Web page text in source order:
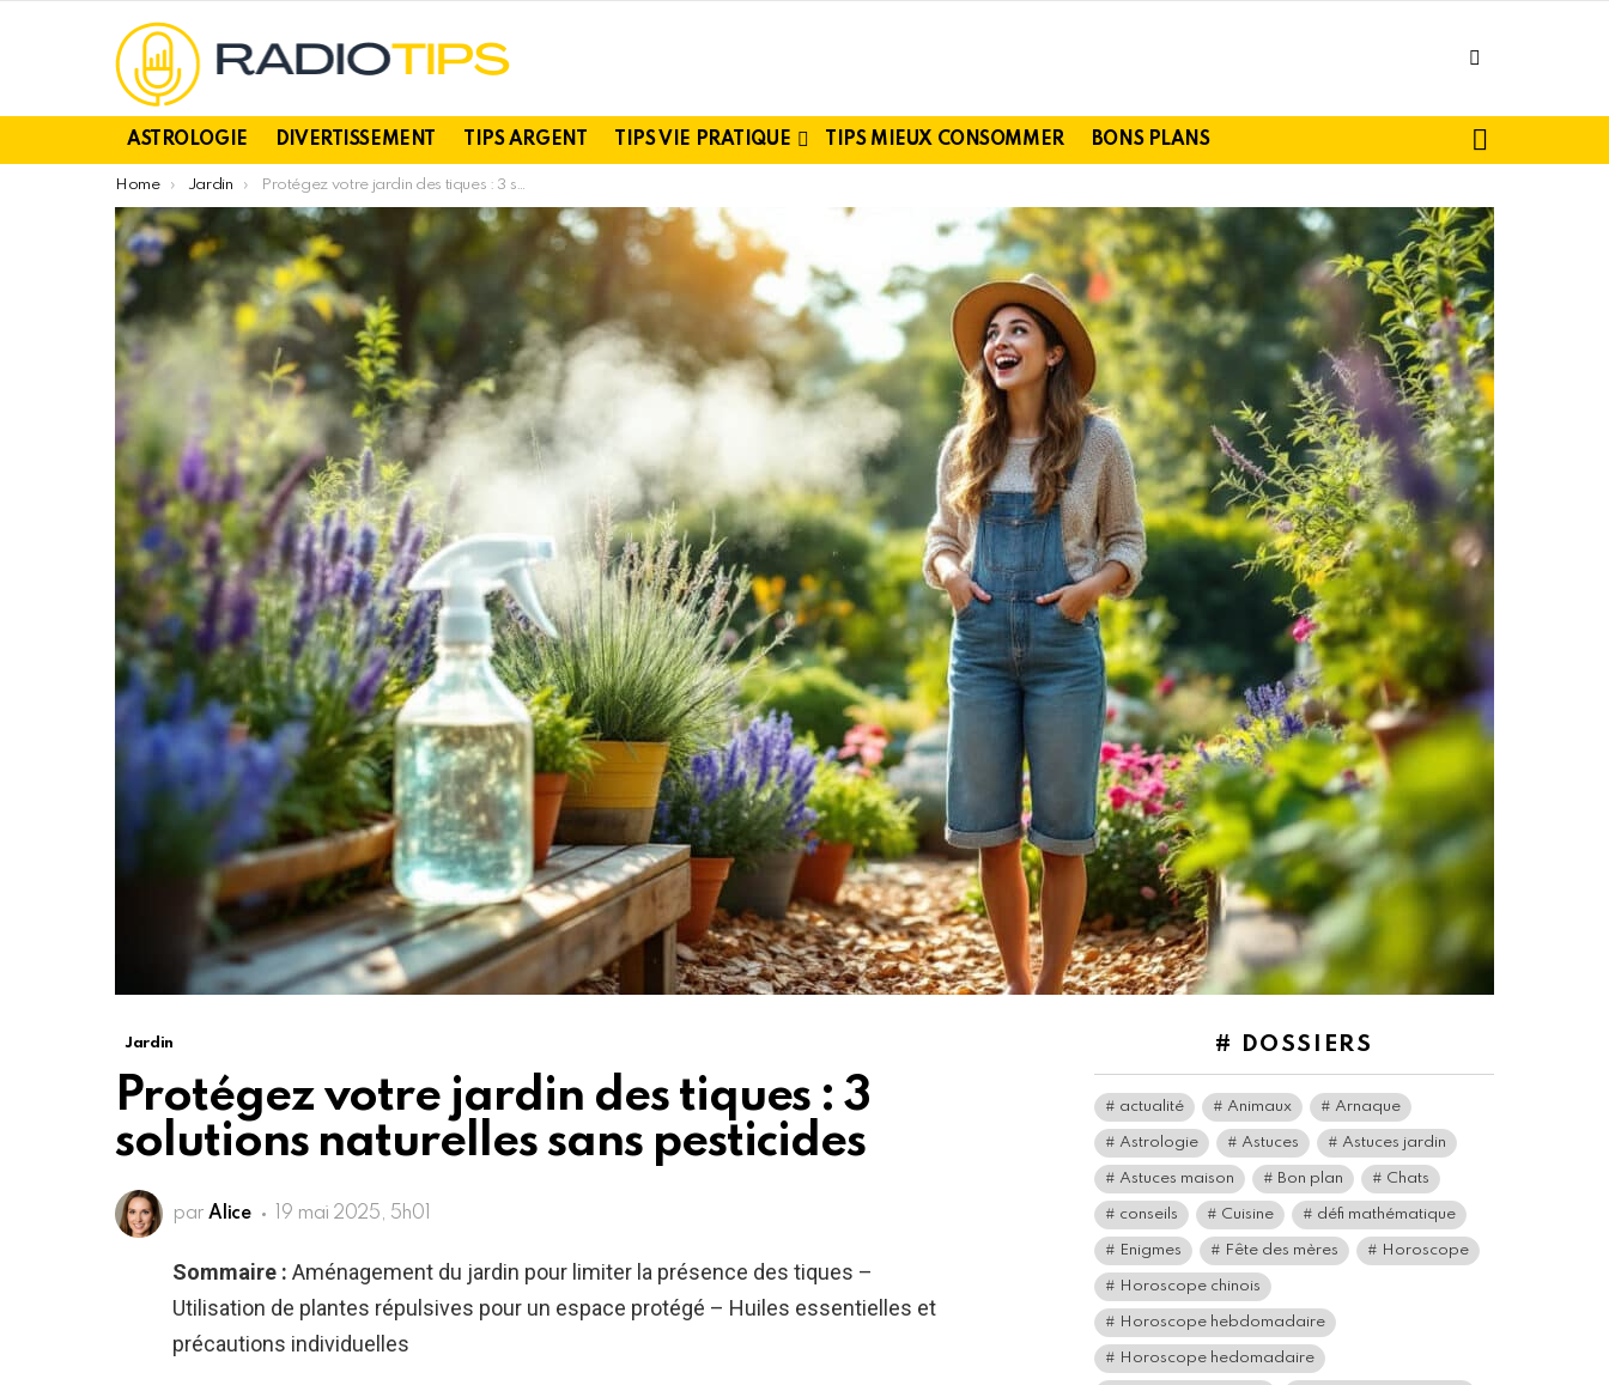
ASTROLOGIE DIVERTISSEMENT TIPS ARGENT TIPS VIE PRATIQUE TIPS MIEUX CONSOMMER BONS PLANS
You are here:
Home Jardin Protégez votre jardin des tiques : 3 solutions naturelles sans pesticides
Jardin
Protégez votre jardin des tiques : 3
solutions naturelles sans pesticides
par Alice 19 mai 2025, 5h01
Sommaire : Aménagement du jardin pour limiter la présence des tiques –
Utilisation de plantes répulsives pour un espace protégé – Huiles essentielles et
précautions individuelles
# DOSSIERS
actualité Animaux Arnaque
Astrologie Astuces Astuces jardin
Astuces maison Bon plan Chats
conseils Cuisine défi mathématique
Enigmes Fête des mères Horoscope
Horoscope chinois
Horoscope hebdomadaire
Horoscope hedomadaire